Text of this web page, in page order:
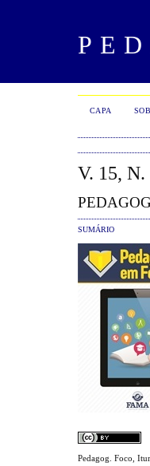
CAPA
V. 15,
SUMÁRIO
Pedagog. Foco,